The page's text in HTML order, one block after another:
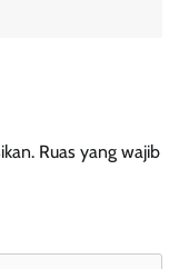
Ruas yang wajib